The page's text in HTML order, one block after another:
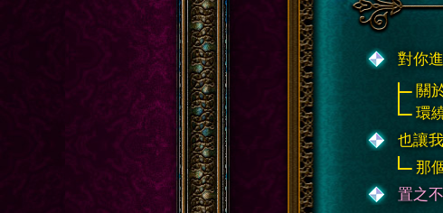
對你
關
環
也讓
那
置之